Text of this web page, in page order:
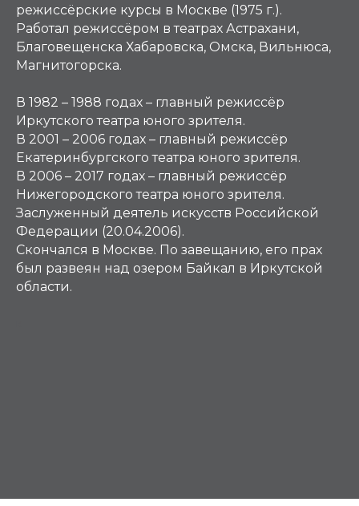
режиссёрские курсы в Москве (1975 г.).
Работал режиссёром в театрах Астрахани,
Благовещенска Хабаровска, Омска, Вильнюса,
Магнитогорска.
В 1982 – 1988 годах – главный режиссёр
Иркутского театра юного зрителя.
В 2001 – 2006 годах – главный режиссёр
Екатеринбургского театра юного зрителя.
В 2006 – 2017 годах – главный режиссёр
Нижегородского театра юного зрителя.
Заслуженный деятель искусств Российской
Федерации (20.04.2006).
Скончался в Москве. По завещанию, его прах
был развеян над озером Байкал в Иркутской
области.